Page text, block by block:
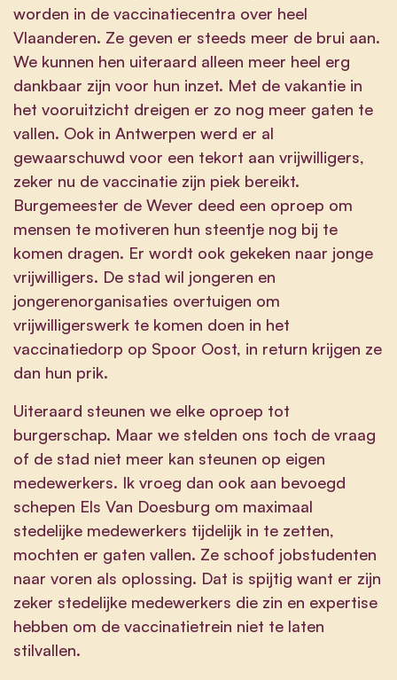
worden in de vaccinatiecentra over heel
Vlaanderen. Ze geven er steeds meer de brui aan.
We kunnen hen uiteraard alleen meer heel erg
dankbaar zijn voor hun inzet. Met de vakantie in
het vooruitzicht dreigen er zo nog meer gaten te
vallen. Ook in Antwerpen werd er al
gewaarschuwd voor een tekort aan vrijwilligers,
zeker nu de vaccinatie zijn piek bereikt.
Burgemeester de Wever deed een oproep om
mensen te motiveren hun steentje nog bij te
komen dragen. Er wordt ook gekeken naar jonge
vrijwilligers. De stad wil jongeren en
jongerenorganisaties overtuigen om
vrijwilligerswerk te komen doen in het
vaccinatiedorp op Spoor Oost, in return krijgen ze
dan hun prik.
Uiteraard steunen we elke oproep tot
burgerschap. Maar we stelden ons toch de vraag
of de stad niet meer kan steunen op eigen
medewerkers. Ik vroeg dan ook aan bevoegd
schepen Els Van Doesburg om maximaal
stedelijke medewerkers tijdelijk in te zetten,
mochten er gaten vallen. Ze schoof jobstudenten
naar voren als oplossing. Dat is spijtig want er zijn
zeker stedelijke medewerkers die zin en expertise
hebben om de vaccinatietrein niet te laten
stilvallen.